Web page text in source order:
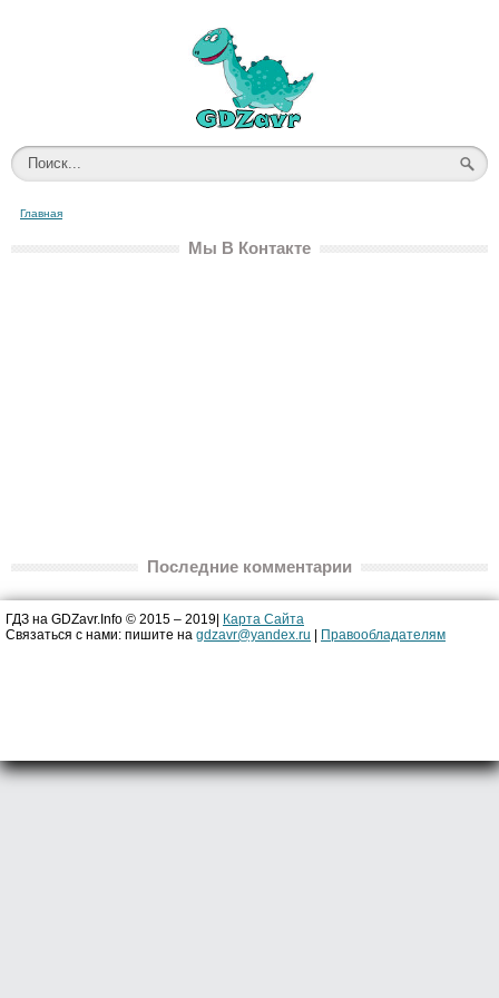
Главная
Мы В Контакте
Последние комментарии
ГДЗ на GDZavr.Info © 2015 – 2019| Карта Сайта
Связаться с нами: пишите на gdzavr@yandex.ru Правообладателям